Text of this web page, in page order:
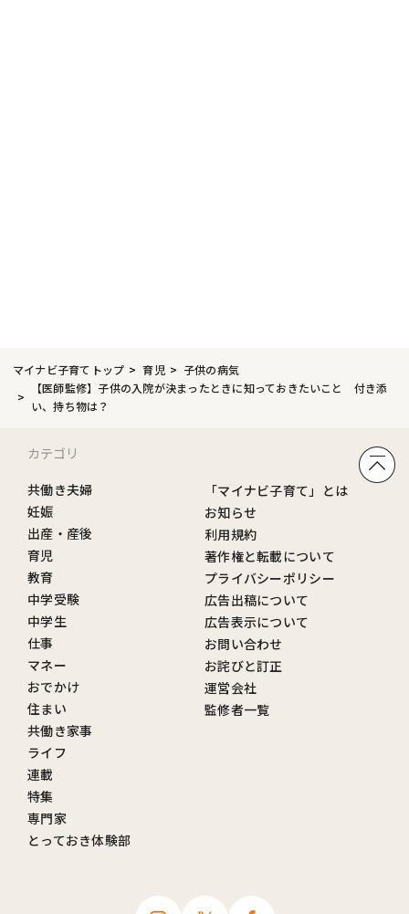
マイナビ子育てトップ 育児
子供の病気
【医師監修】子供の入院が決まったときに知っておきたいこと 付き添
い、持ち物は？
カテゴリ
共働き夫婦
妊娠
出産・産後
育児
教育
中学受験
中学生
仕事
マネー
おでかけ
住まい
共働き家事
ライフ
連載
特集
専門家
とっておき体験部
「マイナビ子育て」とは
お知らせ
利用規約
著作権と転載について
プライバシーポリシー
広告出稿について
広告表示について
お問い合わせ
お詫びと訂正
運営会社
監修者一覧